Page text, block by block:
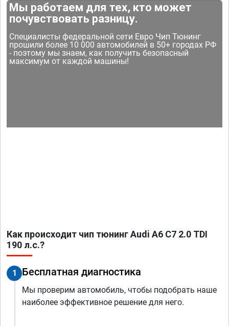
Мы работаем для тех, кто может
почувствовать разницу.
Специалисты федеральной сети Евро Чип Тюнинг
прошили более 10 000 автомобилей в 50+ городах РФ
- поэтому мы знаем, как получить безопасный
максимум от каждой машины!
Как происходит чип тюнинг Audi A6 C7 2.0 TDI
190 л.с.?
1 Бесплатная диагностика
Мы проверим автомобиль, чтобы подобрать наше
наиболее эффективное решение для него.